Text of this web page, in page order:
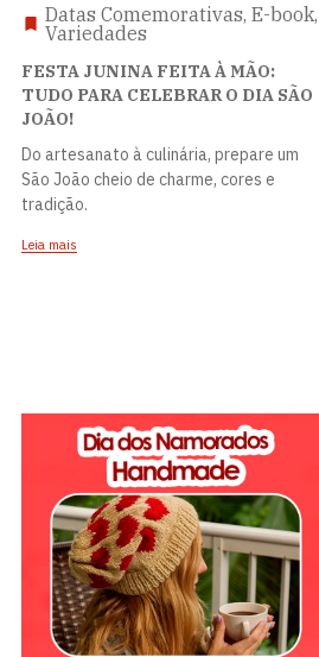
Datas Comemorativas, E-book,
Variedades
FESTA JUNINA FEITA À MÃO:
TUDO PARA CELEBRAR O DIA SÃO
JOÃO!
Do artesanato à culinária, prepare um
São João cheio de charme, cores e
tradição.
Leia mais